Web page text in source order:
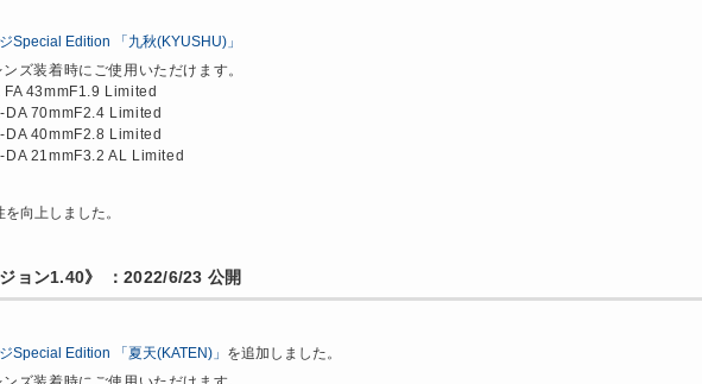
Special Edition 「九秋(KYUSHU)」
ズ装着時にご使用いただけます。
FA 43mmF1.9 Limited
DA 70mmF2.4 Limited
DA 40mmF2.8 Limited
DA 21mmF3.2 AL Limited
向上しました。
ョン1.40》 ：2022/6/23 公開
Special Edition 「夏天(KATEN)」 を追加しました。